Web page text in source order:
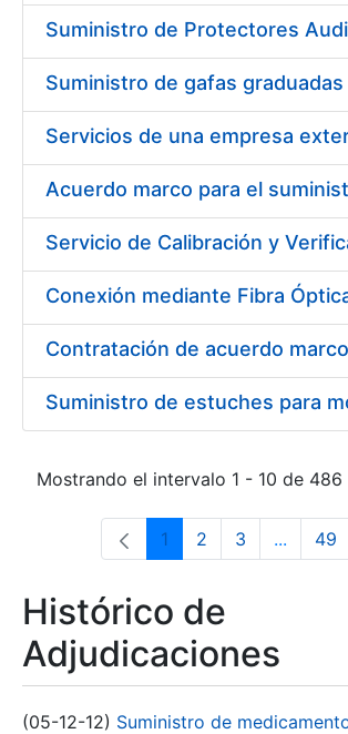
Mostrando el intervalo 1 - 10 de 486
Página
1 Página
2 Página
3 ... 49
Histórico de
Adjudicaciones
(05-12-12) Suministro de